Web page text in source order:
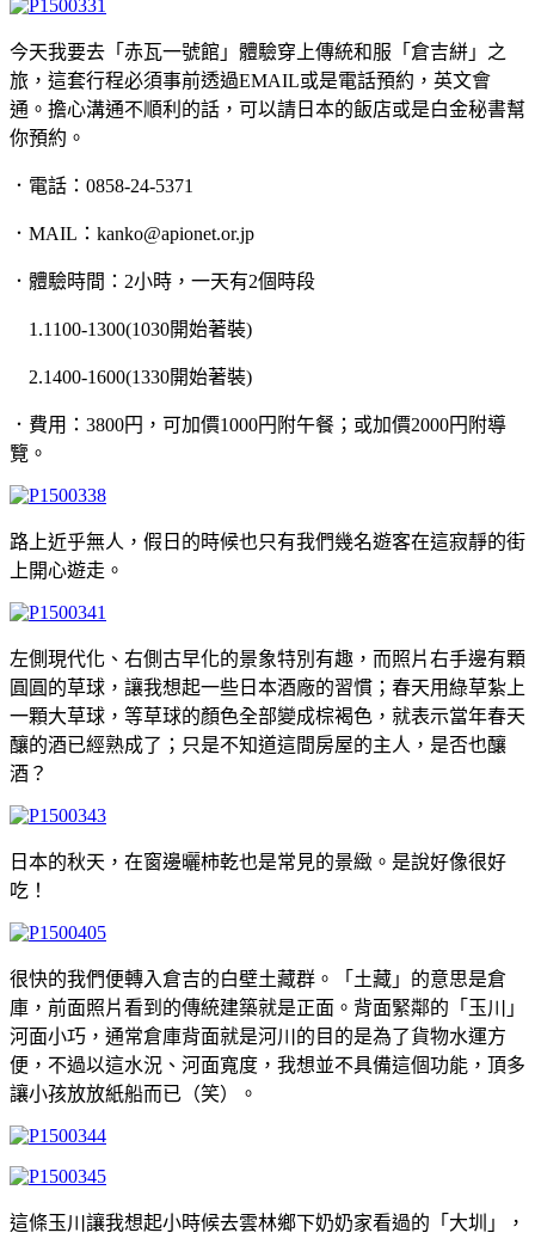
今天我要去「赤瓦一號館」體驗穿上傳統和服「倉吉絣」之
旅，這套行程必須事前透過EMAIL或是電話預約，英文會
通。擔心溝通不順利的話，可以請日本的飯店或是白金秘書幫
你預約。
．電話：0858-24-5371
．MAIL：kanko@apionet.or.jp
．體驗時間：2小時，一天有2個時段
1.1100-1300(1030開始著裝)
2.1400-1600(1330開始著裝)
．費用：3800円，可加價1000円附午餐；或加價2000円附導
覽。
路上近乎無人，假日的時候也只有我們幾名遊客在這寂靜的街
上開心遊走。
左側現代化、右側古早化的景象特別有趣，而照片右手邊有顆
圓圓的草球，讓我想起一些日本酒廠的習慣；春天用綠草紮上
一顆大草球，等草球的顏色全部變成棕褐色，就表示當年春天
釀的酒已經熟成了；只是不知道這間房屋的主人，是否也釀
酒？
日本的秋天，在窗邊曬柿乾也是常見的景緻。是說好像很好
吃！
很快的我們便轉入倉吉的白壁土藏群。「土藏」的意思是倉
庫，前面照片看到的傳統建築就是正面。背面緊鄰的「玉川」
河面小巧，通常倉庫背面就是河川的目的是為了貨物水運方
便，不過以這水況、河面寬度，我想並不具備這個功能，頂多
讓小孩放放紙船而已（笑）。
這條玉川讓我想起小時候去雲林鄉下奶奶家看過的「大圳」，